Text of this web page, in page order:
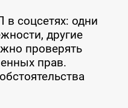
соцсетях: одни
другие
проверять
прав.